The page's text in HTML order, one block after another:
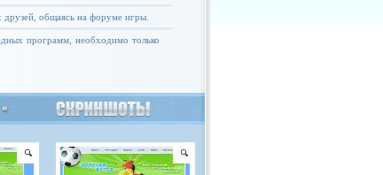
общаясь на форуме игры.
программ, необходимо только